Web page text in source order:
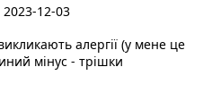
2023-12-03
алергії (у мене це
мінус - трішки